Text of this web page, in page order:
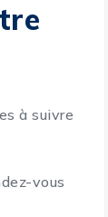
à suivre
vous